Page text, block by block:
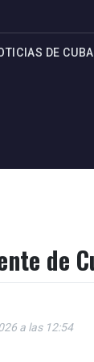
DE CUBA
de
a las 12:54